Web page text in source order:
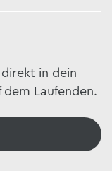
in dein
Laufenden.